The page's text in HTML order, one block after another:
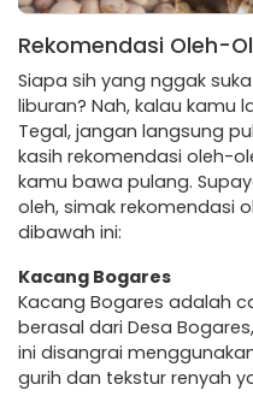
Rekomendasi Oleh-
Siapa sih yang nggak
liburan? Nah, kalau kamu
Tegal, jangan langsung
kasih rekomendasi oleh-
kamu bawa pulang.
oleh, simak rekomendasi
dibawah ini:
Kacang Bogares
Kacang Bogares adalah
berasal dari Desa
ini disangrai
gurih dan tekstur renyah